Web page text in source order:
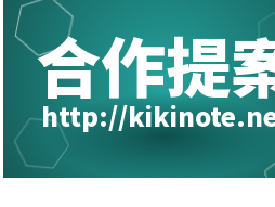
合作提
http://